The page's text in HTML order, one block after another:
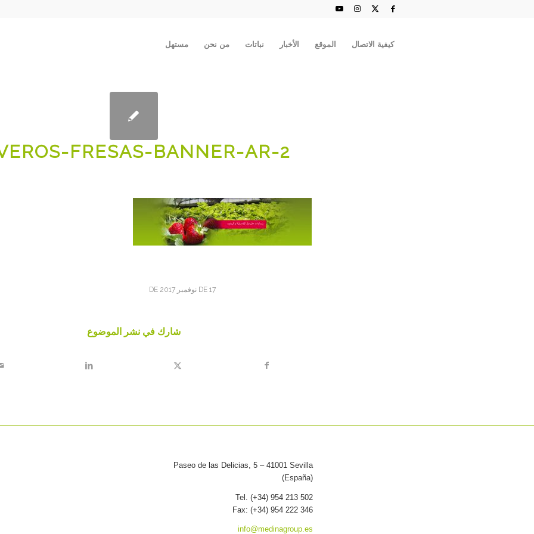
كيفية الاتصال الموقع الأخبار نباتات من نحن مستهل
FRESAS-BANNER-AR-2
17 DE نوفمبر DE 2017
شارك في نشر الموضوع
Paseo de las Delicias, 5 – 41001 Sevilla
(España)
Tel. (+34) 954 213 502
Fax: (+34) 954 222 346
info@medinagroup.es